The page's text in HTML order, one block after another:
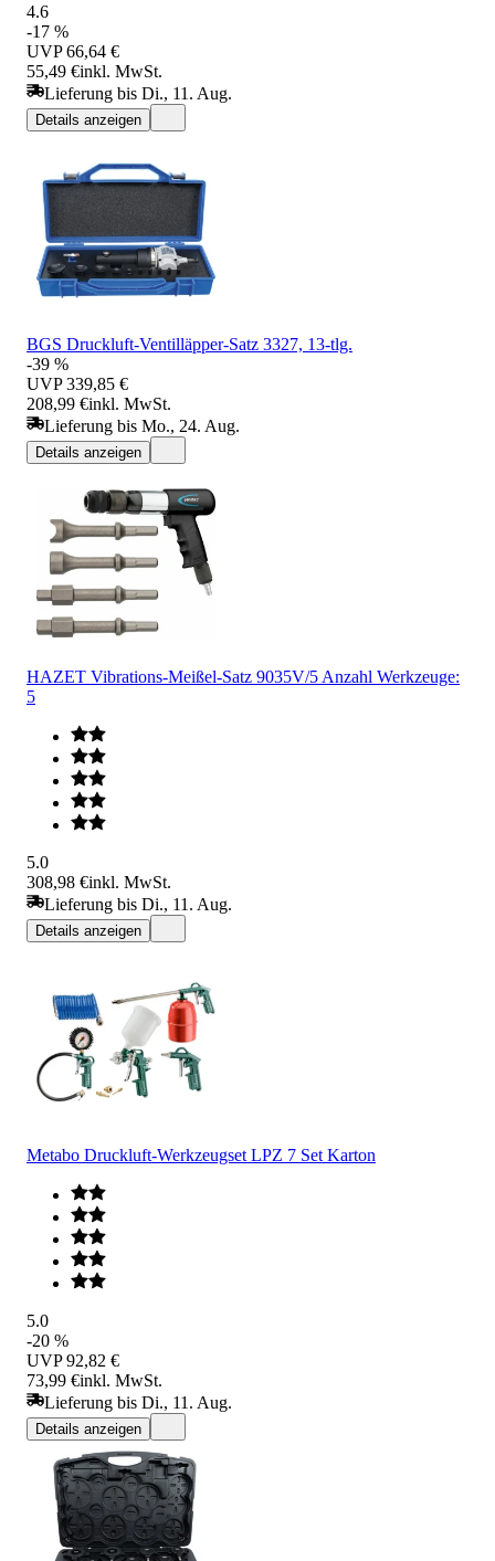
4.6
-17 %
UVP 66,64 €
55,49 €inkl. MwSt.
Lieferung bis Di., 11. Aug.
Details anzeigen
BGS Druckluft-Ventilläpper-Satz 3327, 13-tlg.
-39 %
UVP 339,85 €
208,99 €inkl. MwSt.
Lieferung bis Mo., 24. Aug.
Details anzeigen
HAZET Vibrations-Meißel-Satz 9035V/5 Anzahl Werkzeuge:
5
5.0
308,98 €inkl. MwSt.
Lieferung bis Di., 11. Aug.
Details anzeigen
Metabo Druckluft-Werkzeugset LPZ 7 Set Karton
5.0
-20 %
UVP 92,82 €
73,99 €inkl. MwSt.
Lieferung bis Di., 11. Aug.
Details anzeigen